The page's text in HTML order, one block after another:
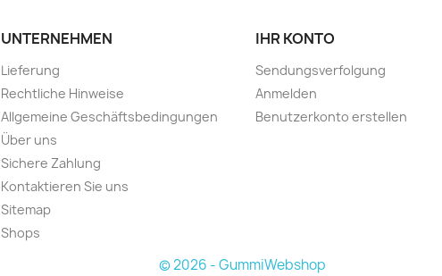
UNTERNEHMEN
Lieferung
Rechtliche Hinweise
Allgemeine Geschäftsbedingungen
Über uns
Sichere Zahlung
Kontaktieren Sie uns
Sitemap
Shops
IHR KONTO
Sendungsverfolgung
Anmelden
Benutzerkonto erstellen
© 2026 - GummiWebshop